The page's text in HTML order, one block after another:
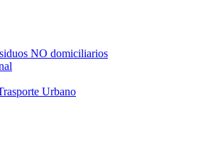
NO domiciliarios
Urbano